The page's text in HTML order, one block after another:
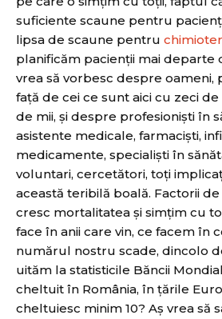
suficiente scaune pentru
lipsa de scaune pentru
planificăm pacienții mai departe
vrea să vorbesc despre oameni,
față de cei ce sunt aici cu zeci
de mii, și despre profesioniști în
asistente medicale, farmaciști,
medicamente, specialiști în
voluntari, cercetători, toți
această teribilă boală. Factorii
cresc mortalitatea și simțim cu
face în anii care vin, ce facem în
numărul nostru scade, dincolo
uităm la statisticile Băncii
cheltuit în România, în țările
cheltuiesc minim 10? Aș vrea să